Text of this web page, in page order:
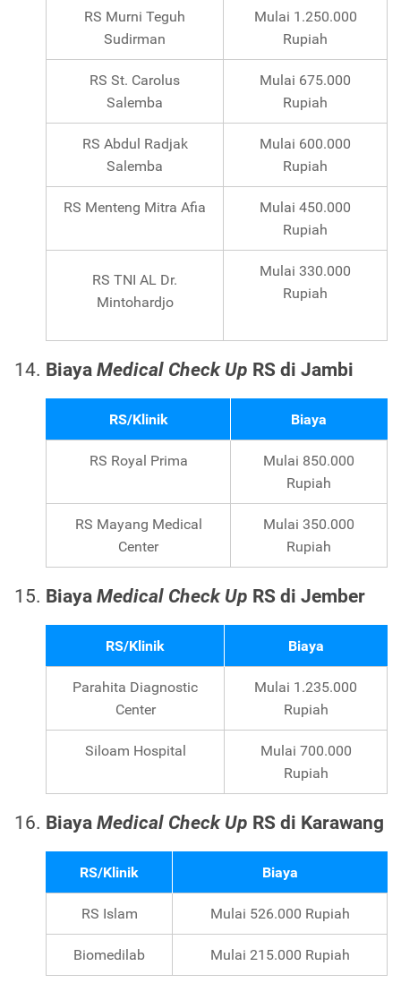
RS Murni Teguh
Sudirman
Mulai 1.250.000
Rupiah
RS St. Carolus
Salemba
Mulai 675.000
Rupiah
RS Abdul Radjak
Salemba
Mulai 600.000
Rupiah
RS Menteng Mitra Afia
Mulai 450.000
Rupiah
RS TNI AL Dr.
Mintohardjo
Mulai 330.000
Rupiah
Biaya Medical Check Up RS di Jambi
RS/Klinik Biaya
RS Royal Prima
Mulai 850.000
Rupiah
RS Mayang Medical
Center
Mulai 350.000
Rupiah
Biaya Medical Check Up RS di Jember
RS/Klinik Biaya
Parahita Diagnostic
Center
Mulai 1.235.000
Rupiah
Siloam Hospital
Mulai 700.000
Rupiah
Biaya Medical Check Up RS di Karawang
RS/Klinik Biaya
RS Islam Mulai 526.000 Rupiah
Biomedilab Mulai 215.000 Rupiah